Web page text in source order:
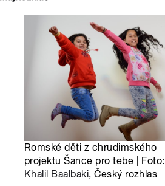
Romské děti z chrudimského
projektu Šance pro tebe | Foto:
Khalil Baalbaki, Český rozhlas